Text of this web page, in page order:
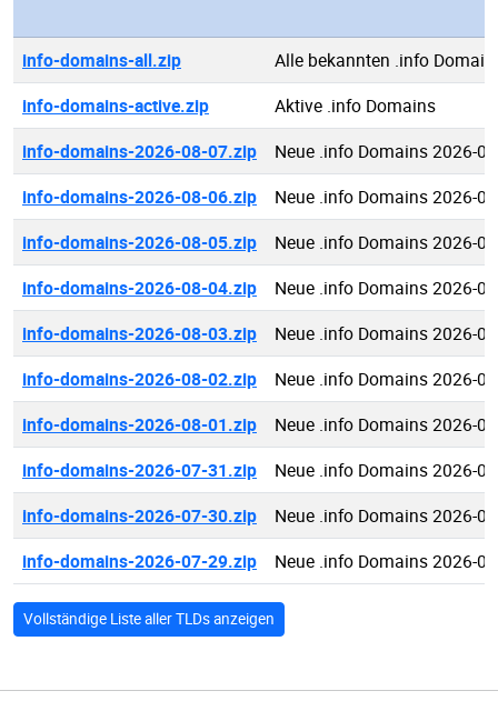
info-domains-all.zip
Alle bekannten .info
info-domains-active.zip
Aktive .info Domains
info-domains-2026-08-07.zip
Neue .info Domains 2026-
info-domains-2026-08-06.zip
Neue .info Domains 2026-
info-domains-2026-08-05.zip
Neue .info Domains 2026-
info-domains-2026-08-04.zip
Neue .info Domains 2026-
info-domains-2026-08-03.zip
Neue .info Domains 2026-
info-domains-2026-08-02.zip
Neue .info Domains 2026-
info-domains-2026-08-01.zip
Neue .info Domains 2026-
info-domains-2026-07-31.zip
Neue .info Domains 2026-
info-domains-2026-07-30.zip
Neue .info Domains 2026-
info-domains-2026-07-29.zip
Neue .info Domains 2026-
Vollständige Liste aller TLDs anzeigen